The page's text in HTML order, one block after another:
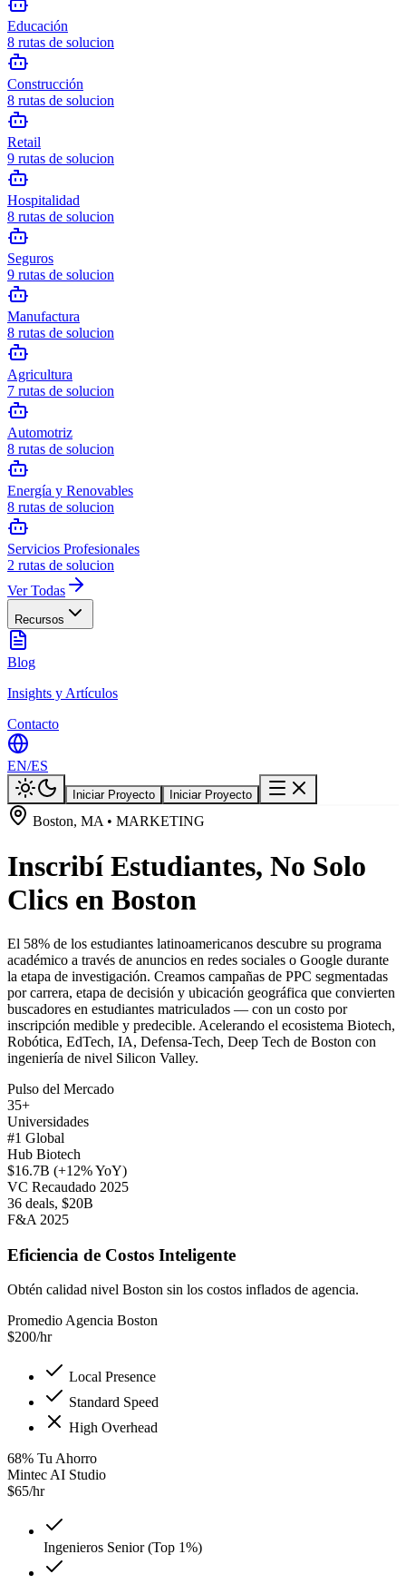
Educación
8 rutas de solucion
Construcción
8 rutas de solucion
Retail
9 rutas de solucion
Hospitalidad
8 rutas de solucion
Seguros
9 rutas de solucion
Manufactura
8 rutas de solucion
Agricultura
7 rutas de solucion
Automotriz
8 rutas de solucion
Energía y Renovables
8 rutas de solucion
Servicios Profesionales
2 rutas de solucion
Ver Todas
Recursos
Blog
Insights y Artículos
Contacto
EN/ES
Iniciar Proyecto Iniciar Proyecto
Boston, MA • MARKETING
Inscribí Estudiantes, No Solo
Clics en Boston
El 58% de los estudiantes latinoamericanos descubre su programa
académico a través de anuncios en redes sociales o Google durante
la etapa de investigación. Creamos campañas de PPC segmentadas
por carrera, etapa de decisión y ubicación geográfica que convierten
buscadores en estudiantes matriculados — con un costo por
inscripción medible y predecible. Acelerando el ecosistema Biotech,
Robótica, EdTech, IA, Defensa-Tech, Deep Tech de Boston con
ingeniería de nivel Silicon Valley.
Pulso del Mercado
35+
Universidades
#1 Global
Hub Biotech
$16.7B (+12% YoY)
VC Recaudado 2025
36 deals, $20B
F&A 2025
Eficiencia de Costos Inteligente
Obtén calidad nivel Boston sin los costos inflados de agencia.
Promedio Agencia Boston
$200/hr
Local Presence
Standard Speed
High Overhead
68% Tu Ahorro
Mintec AI Studio
$65/hr
Ingenieros Senior (Top 1%)